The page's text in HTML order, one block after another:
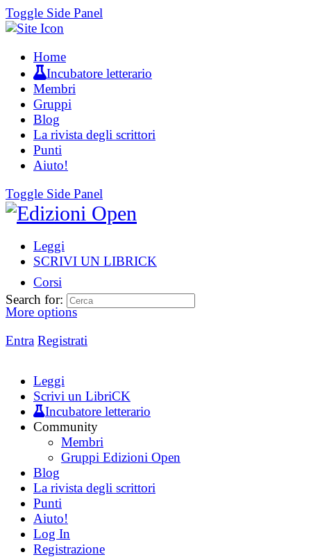
Toggle Side Panel
Home
Incubatore letterario
Membri
Gruppi
Blog
La rivista degli scrittori
Punti
Aiuto!
Toggle Side Panel
Leggi
SCRIVI UN LIBRICK
Corsi
More options
Entra Registrati
Search for:
Leggi
Scrivi un LibriCK
Incubatore letterario
Community
Membri
Gruppi Edizioni Open
Blog
La rivista degli scrittori
Punti
Aiuto!
Log In
Registrazione